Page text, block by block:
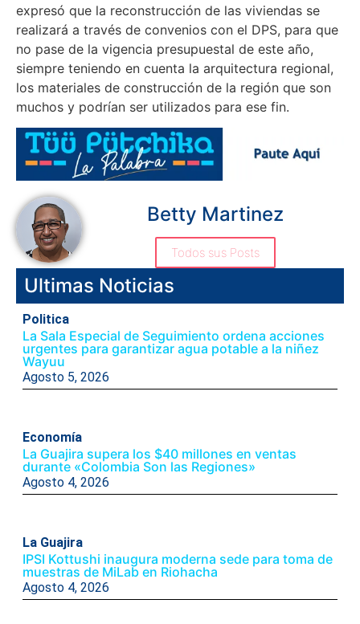
expresó que la reconstrucción de las viviendas se
realizará a través de convenios con el DPS, para que
no pase de la vigencia presupuestal de este año,
siempre teniendo en cuenta la arquitectura regional,
los materiales de construcción de la región que son
muchos y podrían ser utilizados para ese fin.
Betty Martinez
Todos sus Posts
Ultimas Noticias
Politica
La Sala Especial de Seguimiento ordena acciones
urgentes para garantizar agua potable a la niñez
Wayuu
Agosto 5, 2026
Economía
La Guajira supera los $40 millones en ventas
durante «Colombia Son las Regiones»
Agosto 4, 2026
La Guajira
IPSI Kottushi inaugura moderna sede para toma de
muestras de MiLab en Riohacha
Agosto 4, 2026